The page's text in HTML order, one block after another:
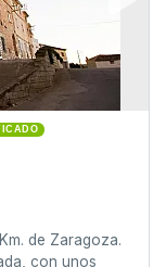
de Zaragoza.
con unos